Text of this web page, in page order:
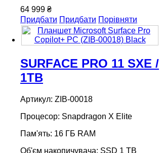
64 999 ₴
Придбати Придбати Порівняти
SURFACE PRO 11 SXE /
1TB
Артикул: ZIB-00018
Процесор: Snapdragon X Elite
Пам'ять: 16 ГБ RAM
Об'єм накопичувача: SSD 1 TB